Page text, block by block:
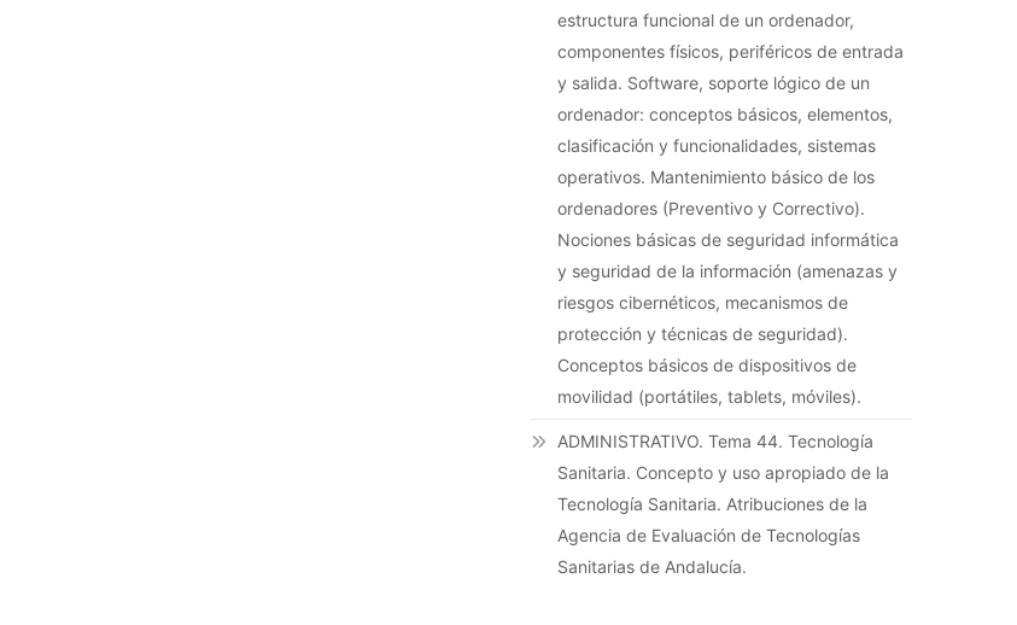
estructura funcional de un ordenador,
componentes físicos, periféricos de entrada
y salida. Software, soporte lógico de un
ordenador: conceptos básicos, elementos,
clasificación y funcionalidades, sistemas
operativos. Mantenimiento básico de los
ordenadores (Preventivo y Correctivo).
Nociones básicas de seguridad informática
y seguridad de la información (amenazas y
riesgos cibernéticos, mecanismos de
protección y técnicas de seguridad).
Conceptos básicos de dispositivos de
movilidad (portátiles, tablets, móviles).
ADMINISTRATIVO. Tema 44. Tecnología
Sanitaria. Concepto y uso apropiado de la
Tecnología Sanitaria. Atribuciones de la
Agencia de Evaluación de Tecnologías
Sanitarias de Andalucía.